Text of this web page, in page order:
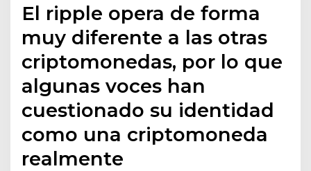
El ripple opera de forma
muy diferente a las otras
criptomonedas, por lo que
algunas voces han
cuestionado su identidad
como una criptomoneda
realmente